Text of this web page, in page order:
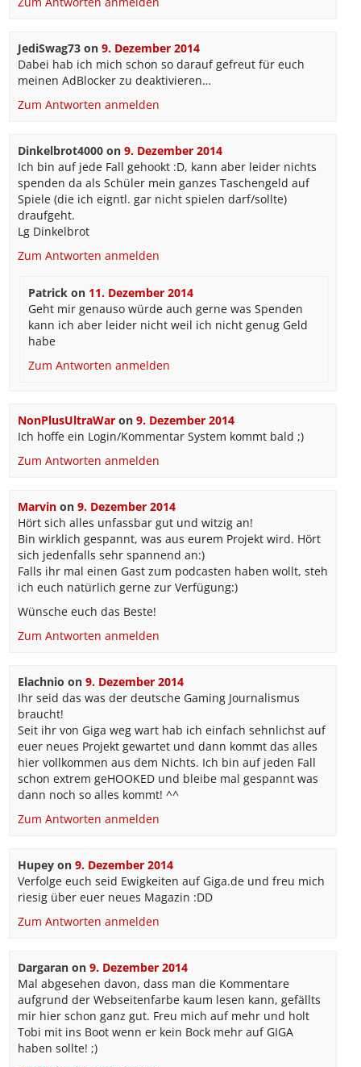
JediSwag73on 9. Dezember 2014
Dabei hab ich mich schon so darauf gefreut für euch
meinen AdBlocker zu deaktivieren…
Zum Antworten anmelden
Dinkelbrot4000on 9. Dezember 2014
Ich bin auf jede Fall gehookt :D, kann aber leider nichts
spenden da als Schüler mein ganzes Taschengeld auf
Spiele (die ich eigntl. gar nicht spielen darf/sollte)
draufgeht.
Lg Dinkelbrot
Zum Antworten anmelden
Patrick on 11. Dezember 2014
Geht mir genauso würde auch gerne was Spenden
kann ich aber leider nicht weil ich nicht genug Geld
habe
Zum Antworten anmelden
NonPlusUltraWaron 9. Dezember 2014
Ich hoffe ein Login/Kommentar System kommt bald ;)
Zum Antworten anmelden
Marvinon 9. Dezember 2014
Hört sich alles unfassbar gut und witzig an!
Bin wirklich gespannt, was aus eurem Projekt wird. Hört
sich jedenfalls sehr spannend an:)
Falls ihr mal einen Gast zum podcasten haben wollt, steh
ich euch natürlich gerne zur Verfügung:)
Wünsche euch das Beste!
Zum Antworten anmelden
Elachnio on 9. Dezember 2014
Ihr seid das was der deutsche Gaming Journalismus
braucht!
Seit ihr von Giga weg wart hab ich einfach sehnlichst auf
euer neues Projekt gewartet und dann kommt das alles
hier vollkommen aus dem Nichts. Ich bin auf jeden Fall
schon extrem geHOOKED und bleibe mal gespannt was
dann noch so alles kommt! ^^
Zum Antworten anmelden
Hupeyon 9. Dezember 2014
Verfolge euch seid Ewigkeiten auf Giga.de und freu mich
riesig über euer neues Magazin :DD
Zum Antworten anmelden
Dargaranon 9. Dezember 2014
Mal abgesehen davon, dass man die Kommentare
aufgrund der Webseitenfarbe kaum lesen kann, gefällts
mir hier schon ganz gut. Freu mich auf mehr und holt
Tobi mit ins Boot wenn er kein Bock mehr auf GIGA
haben sollte! ;)